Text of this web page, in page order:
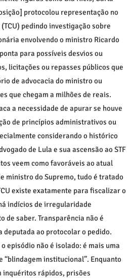
protocolou representação no
pedindo investigação sobre
envolvendo o ministro Ricardo
para possíveis desvios ou
licitações ou repasses públicos que
de advocacia do ministro ou
que chegam a milhões de reais.
a necessidade de apurar se houve
de princípios administrativos ou
considerando o histórico
de Lula e sua ascensão ao STF
veem como favoráveis ao atual
ministro do Supremo, tudo é tratado
existe exatamente para fiscalizar o
indícios de irregularidade
de saber. Transparência não é
deputada ao protocolar o pedido.
episódio não é isolado: é mais uma
“blindagem institucional”. Enquanto
rápidos, prisões